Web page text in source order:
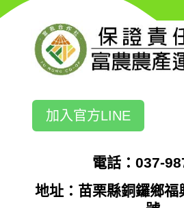
加入官方LINE
電話：037-
地址：苗栗縣銅鑼鄉福